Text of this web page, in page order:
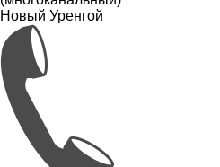
Новый Уренгой